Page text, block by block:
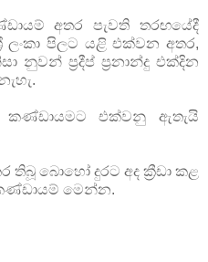
අතර පැවති තරඟයේදී
ලංකා පිලට යළි එක්වන අතර,
නුවන් ප්‍රදීප් ප්‍රනාන්දු එක්දින
කණ්ඩායමට එක්වනු ඇතැයි
තිබූ බොහෝ දුරට අද ක්‍රීඩා කළ
මෙන්න.